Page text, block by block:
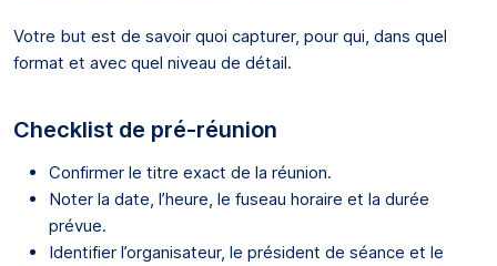
Votre but est de savoir quoi capturer, pour qui, dans quel
format et avec quel niveau de détail.
Checklist de pré-réunion
Confirmer le titre exact de la réunion.
Noter la date, l’heure, le fuseau horaire et la durée
prévue.
Identifier l’organisateur, le président de séance et le